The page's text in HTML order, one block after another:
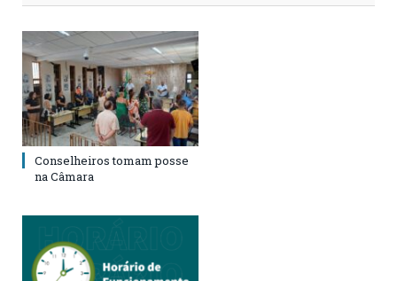
Conselheiros tomam posse
na Câmara